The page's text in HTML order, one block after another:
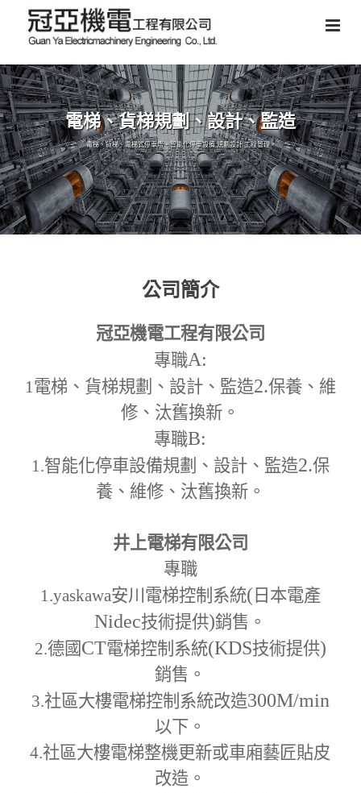
電梯、貨梯規劃、設計、監造
電梯、貨梯、電梯式停車塔、智能化停車設備,規劃設計,工程管理。
公司簡介
冠亞機電工程有限公司
專職A:
1電梯、貨梯規劃、設計、監造2.保養、維
修、汰舊換新。
專職B:
1.智能化停車設備規劃、設計、監造2.保
養、維修、汰舊換新。
井上電梯有限公司
專職
1.yaskawa安川電梯控制系統( 日本電產
Nidec技術提供)銷售。
2.德國 CT電梯控制系統(KDS技術提供)
銷售。
3.社區大樓電梯控制系統改造300M/min
以下。
4.社區大樓電梯整機更新或車廂藝匠貼皮
改造。